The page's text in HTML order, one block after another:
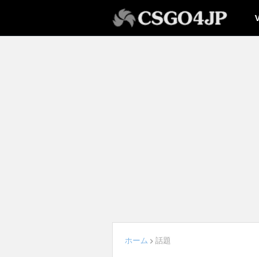
ホーム 話題